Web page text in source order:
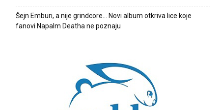
Šejn Emburi, a nije grindcore… Novi album otkriva lice koje
fanovi Napalm Deatha ne poznaju